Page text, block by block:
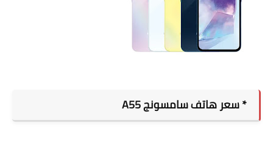
* سعر هاتف سامسونجA55